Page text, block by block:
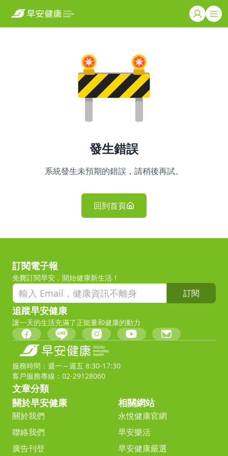
發生錯誤
系統發生未預期的錯誤，請稍後再試。
回到首頁
訂閱電子報
免費訂閱早安，開始健康新生活！
訂閱
追蹤早安健康
讓一天的生活充滿了正能量和健康的動力
服務時間：週一～週五 8:30-17:30
客戶服務專線：02-29128060
文章分類
關於早安健康
關於我們
聯絡我們
廣告刊登
相關網站
永悅健康官網
早安樂活
早安健康嚴選